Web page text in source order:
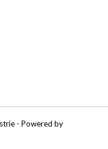
- Powered by